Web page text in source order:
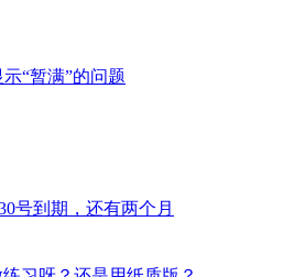
“暂满”的问题
号到期，还有两个月